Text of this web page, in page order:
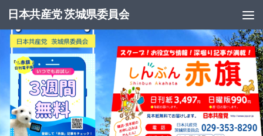
コンテンツへスキップ
日本共産党 茨城県委員会